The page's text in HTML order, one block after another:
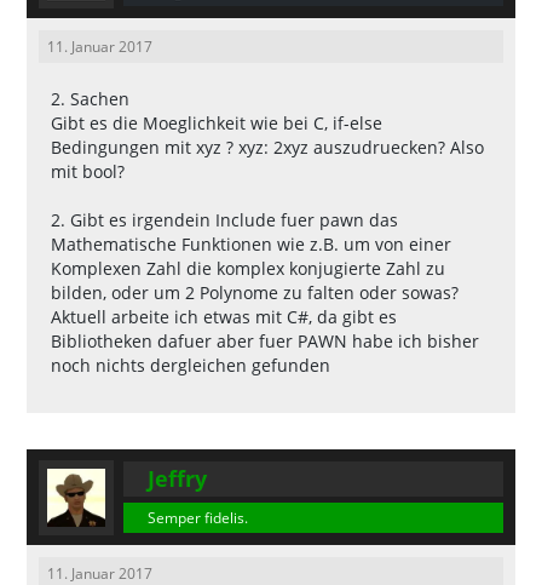
11. Januar 2017
2. Sachen
Gibt es die Moeglichkeit wie bei C, if-else
Bedingungen mit xyz ? xyz: 2xyz auszudruecken? Also
mit bool?
2. Gibt es irgendein Include fuer pawn das
Mathematische Funktionen wie z.B. um von einer
Komplexen Zahl die komplex konjugierte Zahl zu
bilden, oder um 2 Polynome zu falten oder sowas?
Aktuell arbeite ich etwas mit C#, da gibt es
Bibliotheken dafuer aber fuer PAWN habe ich bisher
noch nichts dergleichen gefunden
Jeffry
Semper fidelis.
11. Januar 2017